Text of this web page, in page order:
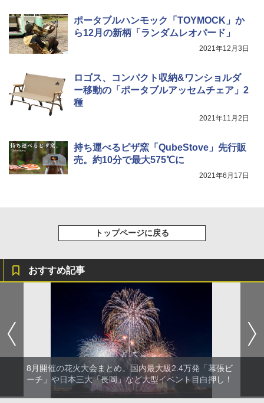
￥20,718
ポータブルハンモック「TOYMOCK」か
ら12月の新柄「ランダムレオパード」
2021年12月3日
ロゴス、コンパクト収納&ワンショルダ
ー移動の「ポータブルアッセムチェア」2
種
2021年11月2日
持ち運べるピザ窯「QubeStove」先行販
売。約10分で最大575℃に
2021年6月17日
トップページに戻る
おすすめ記事
8月開催の花火大会まとめ。国内最大級2.4万発「幕張ビ
ーチ」や日本三大「長岡」など大型イベント目白押し！